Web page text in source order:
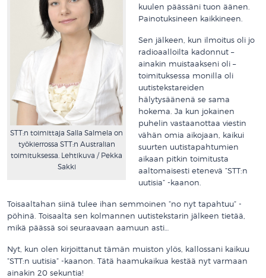
STT:n toimittaja Salla Salmela on
työkierrossa STT:n Australian
toimituksessa. Lehtikuva / Pekka
Sakki
kuulen päässäni tuon äänen.
Painotuksineen kaikkineen.
Sen jälkeen, kun ilmoitus oli jo
radioaalloilta kadonnut –
ainakin muistaakseni oli –
toimituksessa monilla oli
uutistekstareiden
hälytysäänenä se sama
hokema. Ja kun jokainen
puhelin vastaanottaa viestin
vähän omia aikojaan, kaikui
suurten uutistapahtumien
aikaan pitkin toimitusta
aaltomaisesti etenevä ”STT:n
uutisia” -kaanon.
Toisaaltahan siinä tulee ihan semmoinen ”no nyt tapahtuu” -
pöhinä. Toisaalta sen kolmannen uutistekstarin jälkeen tietää,
mikä päässä soi seuraavaan aamuun asti…
Nyt, kun olen kirjoittanut tämän muiston ylös, kallossani kaikuu
”STT:n uutisia” -kaanon. Tätä haamukaikua kestää nyt varmaan
ainakin 20 sekuntia!